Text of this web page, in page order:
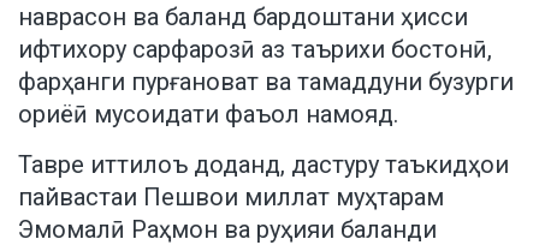
наврасон ва баланд бардоштани ҳисси
ифтихору сарфарозӣ аз таърихи бостонӣ,
фарҳанги пурғановат ва тамаддуни бузурги
ориёӣ мусоидати фаъол намояд.
Тавре иттилоъ доданд, дастуру таъкидҳои
пайвастаи Пешвои миллат муҳтарам
Эмомалӣ Раҳмон ва руҳияи баланди